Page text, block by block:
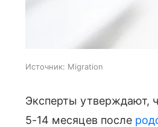
Источник: Migration
Эксперты утверждают,
5-14 месяцев после